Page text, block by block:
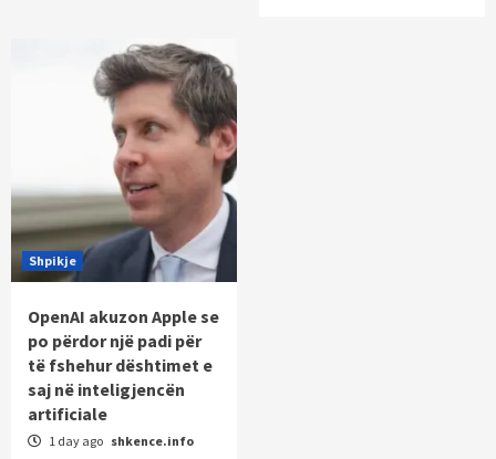
Shpikje
OpenAI akuzon Apple se
po përdor një padi për
të fshehur dështimet e
saj në inteligjencën
artificiale
1 day ago shkence.info